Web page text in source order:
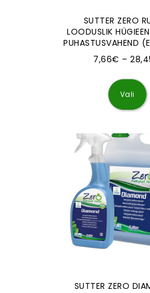
SUTTER ZERO
LOODUSLIK
PUHASTUSVAHEND
7,66€ –
Vali
SUTTER ZERO